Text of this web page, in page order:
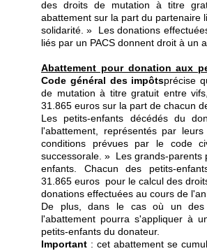
des droits de mutation à titre
abattement sur la part du partenaire
solidarité. » Les donations
liés par un PACS donnent droit à un
Abattement pour donation aux
Code général des impôtsprécise
de mutation à titre gratuit entre
31.865 euros sur la part de chacun
Les petits-enfants décédés du
l'abattement, représentés par
conditions prévues par le code
successorale. » Les grands-parents
enfants. Chacun des petits-
31.865 euros  pour le calcul des
donations effectuées au cours de
De plus, dans le cas où un des
l'abattement pourra s'appliquer à
petits-enfants du donateur.
Important : cet abattement se